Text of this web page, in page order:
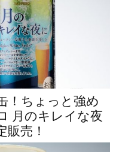
！ちょっと強め
月のキレイな夜
売！